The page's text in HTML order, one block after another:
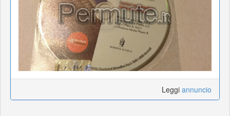
Leggi annuncio